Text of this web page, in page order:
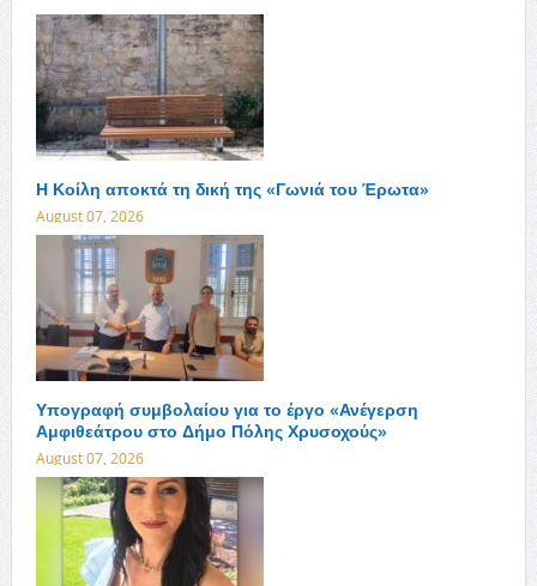
Η Κοίλη αποκτά τη δική της «Γωνιά του Έρωτα»
August 07, 2026
Υπογραφή συμβολαίου για το έργο «Ανέγερση
Αμφιθεάτρου στο Δήμο Πόλης Χρυσοχούς»
August 07, 2026